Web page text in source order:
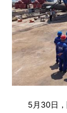
5月30日，